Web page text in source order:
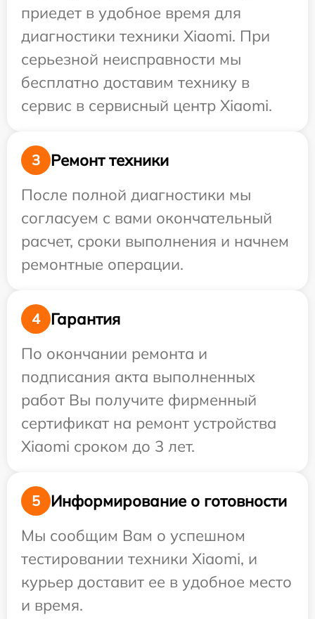
приедет в удобное время для
диагностики техники Xiaomi. При
серьезной неисправности мы
бесплатно доставим технику в
сервис в сервисный центр Xiaomi.
3
Ремонт техники
После полной диагностики мы
согласуем с вами окончательный
расчет, сроки выполнения и начнем
ремонтные операции.
4
Гарантия
По окончании ремонта и
подписания акта выполненных
работ Вы получите фирменный
сертификат на ремонт устройства
Xiaomi сроком до 3 лет.
5
Информирование о готовности
Мы сообщим Вам о успешном
тестировании техники Xiaomi, и
курьер доставит ее в удобное место
и время.